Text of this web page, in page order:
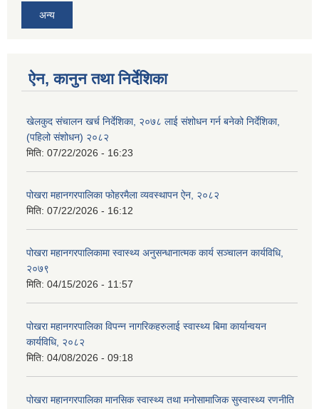
अन्य
ऐन, कानुन तथा निर्देशिका
खेलकुद संचालन खर्च निर्देशिका, २०७८ लाई संशोधन गर्न बनेको निर्देशिका,
(पहिलो संशोधन) २०८२
मिति: 07/22/2026 - 16:23
पोखरा महानगरपालिका फोहरमैला व्यवस्थापन ऐन, २०८२
मिति: 07/22/2026 - 16:12
पोखरा महानगरपालिकामा स्वास्थ्य अनुसन्धानात्मक कार्य सञ्चालन कार्यविधि,
२०७९
मिति: 04/15/2026 - 11:57
पोखरा महानगरपालिका विपन्न नागरिकहरुलाई स्वास्थ्य बिमा कार्यान्वयन
कार्यविधि, २०८२
मिति: 04/08/2026 - 09:18
पोखरा महानगरपालिका मानसिक स्वास्थ्य तथा मनोसामाजिक सुस्वास्थ्य रणनीति